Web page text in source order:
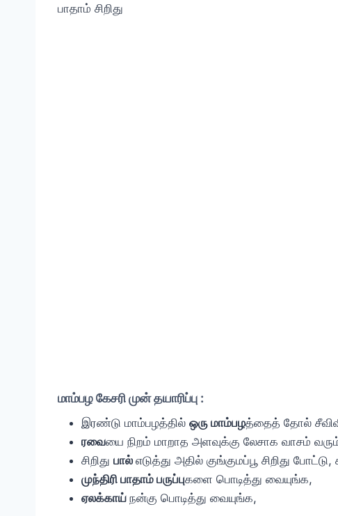
பாதாம் சிறிது
மாம்பழ கேசரி முன் தயாரிப்பு :
இரண்டு மாம்பழத்தில் ஒரு மாம்பழத்தைத் தோல்
ரவையை நிறம் மாறாத அளவுக்கு லேசாக வாசம்
சிறிது பால் எடுத்து அதில் குங்குமப்பூ சிறிது
முந்திரி பாதாம் பருப்புகளை பொடித்து வையுங்க,
ஏலக்காய் நன்கு பொடித்து வையுங்க,